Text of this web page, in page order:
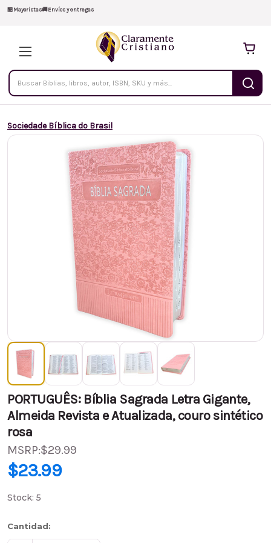
🏪Mayoristas🚚Envíos y entregas
Buscar
productos
Sociedade Bíblica do Brasil
PORTUGUÊS: Bíblia Sagrada Letra Gigante,
Almeida Revista e Atualizada, couro sintético
rosa
PVP:$29.99
$23.99
(Ahorra $6.00
MSRP:$29.99
$23.99
Stock: 5
Cantidad: